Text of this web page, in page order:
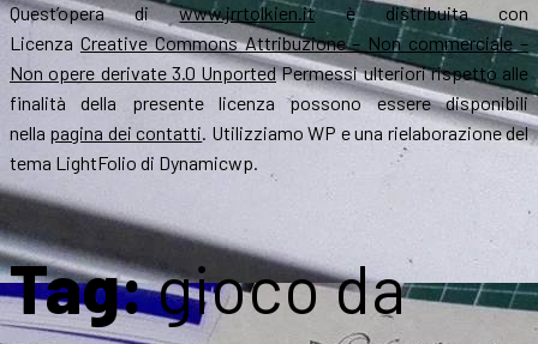
Quest’opera diwww.jrrtolkien.itè distribuita con
Licenza Creative Commons Attribuzione – Non commerciale –
Non opere derivate 3.0 UnportedPermessi ulteriori rispetto alle
finalità della presente licenza possono essere disponibili
nella pagina dei contatti. Utilizziamo WP e una rielaborazione del
tema LightFolio di Dynamicwp.
Tag:gioco da